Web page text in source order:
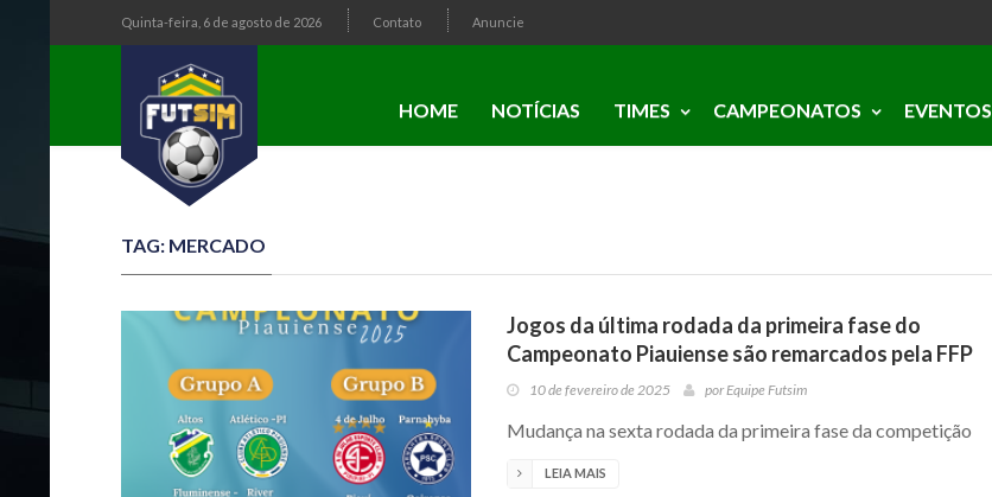
Quinta-feira, 6 de agosto de 2026 Contato Anuncie
HOME NOTÍCIAS TIMES CAMPEONATOS EVENTOS
TAG: MERCADO
Jogos da última rodada da primeira fase do
Campeonato Piauiense são remarcados pela FFP
10 de fevereiro de 2025 porEquipe Futsim
Mudança na sexta rodada da primeira fase da competição
LEIA MAIS